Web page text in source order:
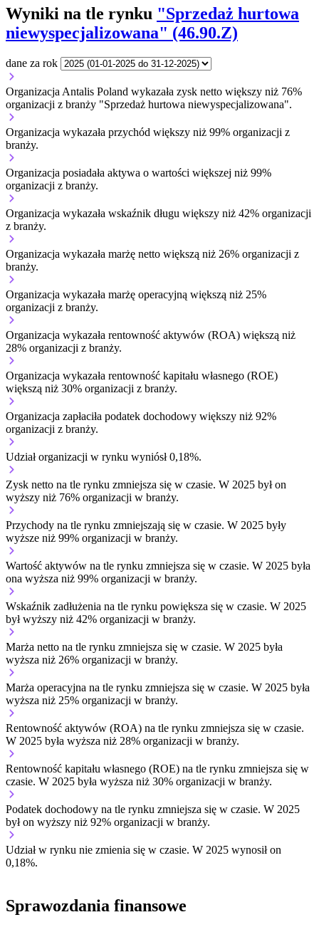
Wyniki na tle rynku "Sprzedaż hurtowa
niewyspecjalizowana" (46.90.Z)
dane za rok
Organizacja Antalis Poland wykazała zysk netto większy niż 76%
organizacji z branży "Sprzedaż hurtowa niewyspecjalizowana".
Organizacja wykazała przychód większy niż 99% organizacji z
branży.
Organizacja posiadała aktywa o wartości większej niż 99%
organizacji z branży.
Organizacja wykazała wskaźnik długu większy niż 42% organizacji
z branży.
Organizacja wykazała marżę netto większą niż 26% organizacji z
branży.
Organizacja wykazała marżę operacyjną większą niż 25%
organizacji z branży.
Organizacja wykazała rentowność aktywów (ROA) większą niż
28% organizacji z branży.
Organizacja wykazała rentowność kapitału własnego (ROE)
większą niż 30% organizacji z branży.
Organizacja zapłaciła podatek dochodowy większy niż 92%
organizacji z branży.
Udział organizacji w rynku wyniósł 0,18%.
Zysk netto na tle rynku zmniejsza się w czasie. W 2025 był on
wyższy niż 76% organizacji w branży.
Przychody na tle rynku zmniejszają się w czasie. W 2025 były
wyższe niż 99% organizacji w branży.
Wartość aktywów na tle rynku zmniejsza się w czasie. W 2025 była
ona wyższa niż 99% organizacji w branży.
Wskaźnik zadłużenia na tle rynku powiększa się w czasie. W 2025
był wyższy niż 42% organizacji w branży.
Marża netto na tle rynku zmniejsza się w czasie. W 2025 była
wyższa niż 26% organizacji w branży.
Marża operacyjna na tle rynku zmniejsza się w czasie. W 2025 była
wyższa niż 25% organizacji w branży.
Rentowność aktywów (ROA) na tle rynku zmniejsza się w czasie.
W 2025 była wyższa niż 28% organizacji w branży.
Rentowność kapitału własnego (ROE) na tle rynku zmniejsza się w
czasie. W 2025 była wyższa niż 30% organizacji w branży.
Podatek dochodowy na tle rynku zmniejsza się w czasie. W 2025
był on wyższy niż 92% organizacji w branży.
Udział w rynku nie zmienia się w czasie. W 2025 wynosił on
0,18%.
Sprawozdania finansowe